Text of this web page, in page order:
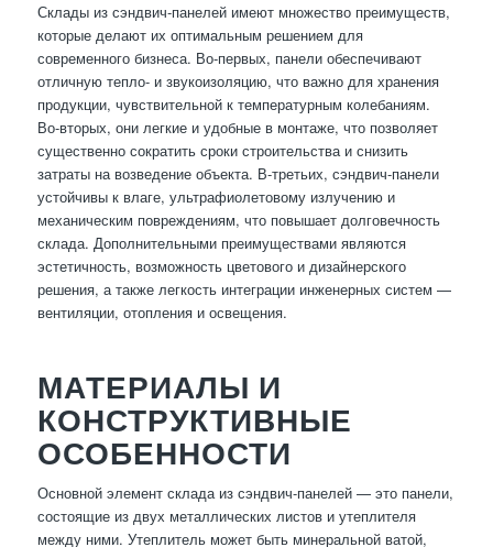
Склады из сэндвич-панелей имеют множество преимуществ,
которые делают их оптимальным решением для
современного бизнеса. Во-первых, панели обеспечивают
отличную тепло- и звукоизоляцию, что важно для хранения
продукции, чувствительной к температурным колебаниям.
Во-вторых, они легкие и удобные в монтаже, что позволяет
существенно сократить сроки строительства и снизить
затраты на возведение объекта. В-третьих, сэндвич-панели
устойчивы к влаге, ультрафиолетовому излучению и
механическим повреждениям, что повышает долговечность
склада. Дополнительными преимуществами являются
эстетичность, возможность цветового и дизайнерского
решения, а также легкость интеграции инженерных систем —
вентиляции, отопления и освещения.
МАТЕРИАЛЫ И
КОНСТРУКТИВНЫЕ
ОСОБЕННОСТИ
Основной элемент склада из сэндвич-панелей — это панели,
состоящие из двух металлических листов и утеплителя
между ними. Утеплитель может быть минеральной ватой,